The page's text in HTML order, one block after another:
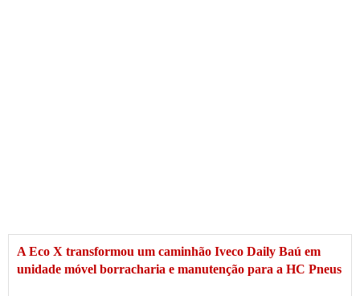
A Eco X transformou um caminhão Iveco Daily Baú em
unidade móvel borracharia e manutenção para a HC Pneus